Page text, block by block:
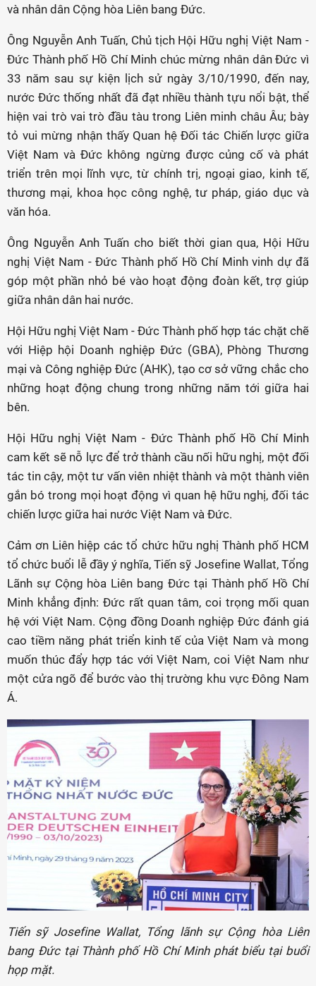
và nhân dân Cộng hòa Liên bang Đức.
Ông Nguyễn Anh Tuấn, Chủ tịch Hội Hữu nghị Việt Nam -
Đức Thành phố Hồ Chí Minh chúc mừng nhân dân Đức vì
33 năm sau sự kiện lịch sử ngày 3/10/1990, đến nay,
nước Đức thống nhất đã đạt nhiều thành tựu nổi bật, thể
hiện vai trò vai trò đầu tàu trong Liên minh châu Âu; bày
tỏ vui mừng nhận thấy Quan hệ Đối tác Chiến lược giữa
Việt Nam và Đức không ngừng được củng cố và phát
triển trên mọi lĩnh vực, từ chính trị, ngoại giao, kinh tế,
thương mại, khoa học công nghệ, tư pháp, giáo dục và
văn hóa.
Ông Nguyễn Anh Tuấn cho biết thời gian qua, Hội Hữu
nghị Việt Nam - Đức Thành phố Hồ Chí Minh vinh dự đã
góp một phần nhỏ bé vào hoạt động đoàn kết, trợ giúp
giữa nhân dân hai nước.
Hội Hữu nghị Việt Nam - Đức Thành phố hợp tác chặt chẽ
với Hiệp hội Doanh nghiệp Đức (GBA), Phòng Thương
mại và Công nghiệp Đức (AHK), tạo cơ sở vững chắc cho
những hoạt động chung trong những năm tới giữa hai
bên.
Hội Hữu nghị Việt Nam - Đức Thành phố Hồ Chí Minh
cam kết sẽ nỗ lực để trở thành cầu nối hữu nghị, một đối
tác tin cậy, một tư vấn viên nhiệt thành và một thành viên
gắn bó trong mọi hoạt động vì quan hệ hữu nghị, đối tác
chiến lược giữa hai nước Việt Nam và Đức.
Cảm ơn Liên hiệp các tổ chức hữu nghị Thành phố HCM
tổ chức buổi lễ đầy ý nghĩa, Tiến sỹ Josefine Wallat, Tổng
Lãnh sự Cộng hòa Liên bang Đức tại Thành phố Hồ Chí
Minh khẳng định: Đức rất quan tâm, coi trọng mối quan
hệ với Việt Nam. Cộng đồng Doanh nghiệp Đức đánh giá
cao tiềm năng phát triển kinh tế của Việt Nam và mong
muốn thúc đẩy hợp tác với Việt Nam, coi Việt Nam như
một cửa ngõ để bước vào thị trường khu vực Đông Nam
Á.
Tiến sỹ Josefine Wallat, Tổng lãnh sự Cộng hòa Liên
bang Đức tại Thành phố Hồ Chí Minh phát biểu tại buổi
họp mặt.